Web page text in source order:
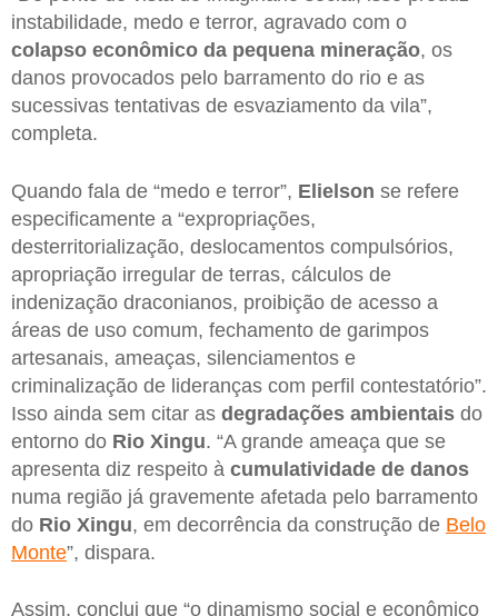
instabilidade, medo e terror, agravado com o
colapso econômico da pequena mineração, os
danos provocados pelo barramento do rio e as
sucessivas tentativas de esvaziamento da vila”,
completa.
Quando fala de “medo e terror”, Elielson se refere
especificamente a “expropriações,
desterritorialização, deslocamentos compulsórios,
apropriação irregular de terras, cálculos de
indenização draconianos, proibição de acesso a
áreas de uso comum, fechamento de garimpos
artesanais, ameaças, silenciamentos e
criminalização de lideranças com perfil contestatório”.
Isso ainda sem citar as degradações ambientais do
entorno do Rio Xingu. “A grande ameaça que se
apresenta diz respeito à cumulatividade de danos
numa região já gravemente afetada pelo barramento
do Rio Xingu, em decorrência da construção de Belo
Monte”, dispara.
Assim, conclui que “o dinamismo social e econômico